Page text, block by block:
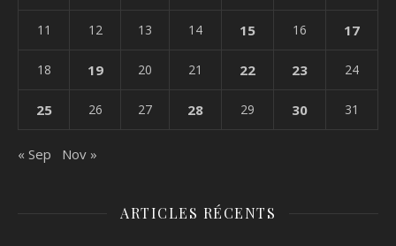
11 12 13 14 15 16 17
18 19 20 21 22 23 24
25 26 27 28 29 30 31
« Sep Nov »
ARTICLES RÉCENTS